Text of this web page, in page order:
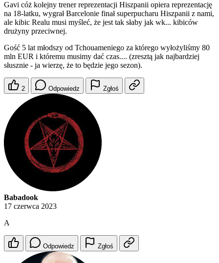
Gavi cóż kolejny trener reprezentacji Hiszpanii opiera reprezentację
na 18-latku, wygrał Barcelonie finał superpucharu Hiszpanii z nami,
ale kibic Realu musi myśleć, że jest tak słaby jak wk... kibiców
drużyny przeciwnej.
Gość 5 lat młodszy od Tchouameniego za którego wyłożyliśmy 80
mln EUR i któremu musimy dać czas.... (zresztą jak najbardziej
słusznie - ja wierzę, że to będzie jego sezon).
2 Odpowiedz Zgłoś
Babadook
17 czerwca 2023
A
Odpowiedz Zgłoś